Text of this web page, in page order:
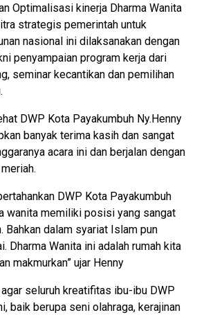
Optimalisasi kinerja Dharma Wanita
strategis pemerintah untuk
nasional ini dilaksanakan dengan
penyampaian program kerja dari
seminar kecantikan dan pemilihan
DWP Kota Payakumbuh Ny.Henny
banyak terima kasih dan sangat
acara ini dan berjalan dengan
DWP Kota Payakumbuh
wanita memiliki posisi yang sangat
Bahkan dalam syariat Islam pun
Dharma Wanita ini adalah rumah kita
makmurkan” ujar Henny
seluruh kreatifitas ibu-ibu DWP
baik berupa seni olahraga, kerajinan